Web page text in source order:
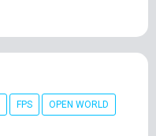
FPS OPEN WORLD